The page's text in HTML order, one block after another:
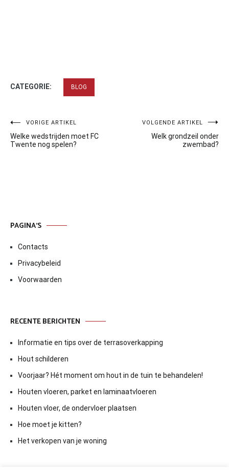
CATEGORIE: BLOG
Bericht
navigatie
VORIGE ARTIKEL
Welke wedstrijden moet FC
Twente nog spelen?
VOLGENDE ARTIKEL
Welk grondzeil onder
zwembad?
PAGINA’S
Contacts
Privacybeleid
Voorwaarden
RECENTE BERICHTEN
Informatie en tips over de terrasoverkapping
Hout schilderen
Voorjaar? Hét moment om hout in de tuin te behandelen!
Houten vloeren, parket en laminaatvloeren
Houten vloer, de ondervloer plaatsen
Hoe moet je kitten?
Het verkopen van je woning